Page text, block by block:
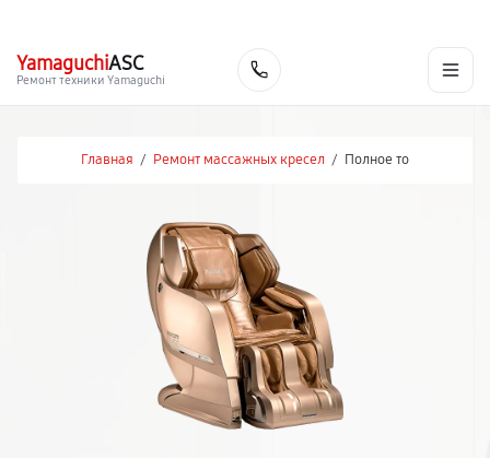
YamaguchiASC
Ремонт техники Yamaguchi
Главная / Ремонт массажных кресел / Полное то